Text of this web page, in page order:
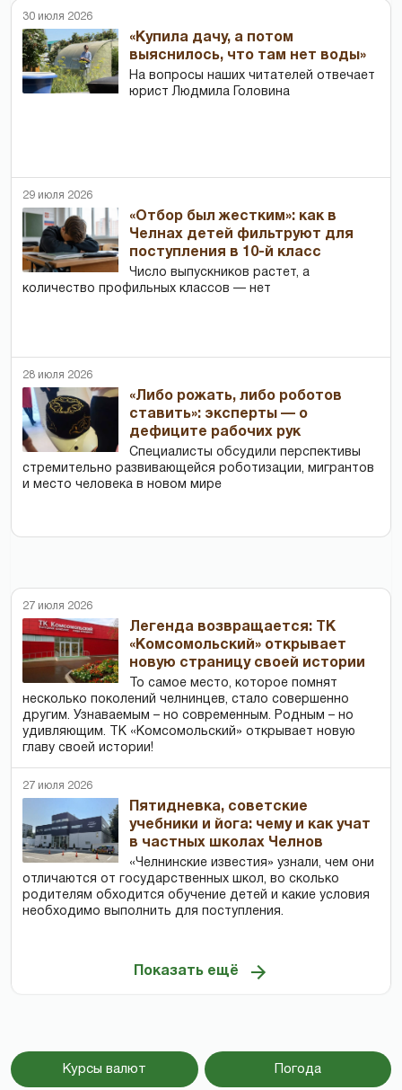
30 июля 2026
«Купила дачу, а потом
выяснилось, что там нет воды»
На вопросы наших читателей отвечает
юрист Людмила Головина
29 июля 2026
«Отбор был жестким»: как в
Челнах детей фильтруют для
поступления в 10-й класс
Число выпускников растет, а
количество профильных классов — нет
28 июля 2026
«Либо рожать, либо роботов
ставить»: эксперты — о
дефиците рабочих рук
Специалисты обсудили перспективы
стремительно развивающейся роботизации, мигрантов
и место человека в новом мире
27 июля 2026
Легенда возвращается: ТК
«Комсомольский» открывает
новую страницу своей истории
То самое место, которое помнят
несколько поколений челнинцев, стало совершенно
другим. Узнаваемым – но современным. Родным – но
удивляющим. ТК «Комсомольский» открывает новую
главу своей истории!
27 июля 2026
Пятидневка, советские
учебники и йога: чему и как учат
в частных школах Челнов
«Челнинские известия» узнали, чем они
отличаются от государственных школ, во сколько
родителям обходится обучение детей и какие условия
необходимо выполнить для поступления.
Показать ещё
Курсы валют Погода